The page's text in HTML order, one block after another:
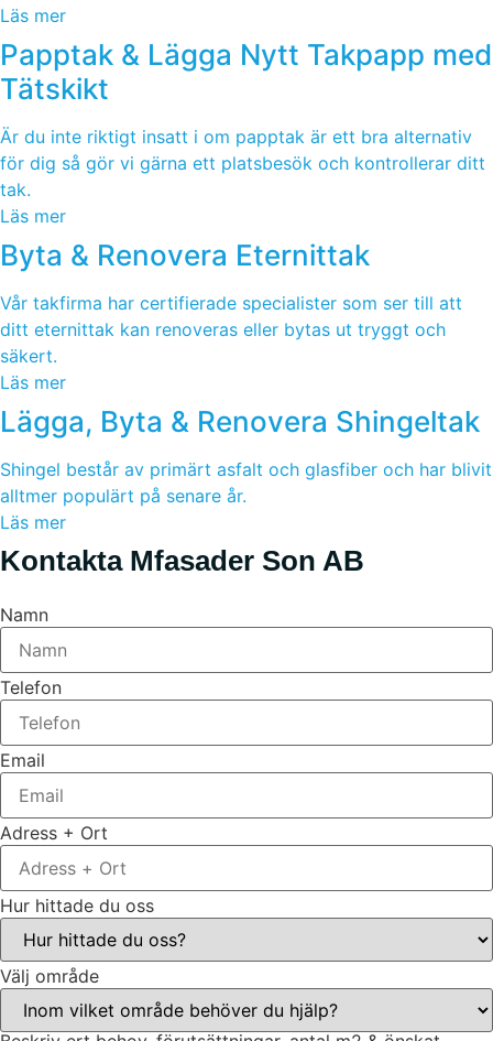
Läs mer
Papptak & Lägga Nytt Takpapp med
Tätskikt
Är du inte riktigt insatt i om papptak är ett bra alternativ
för dig så gör vi gärna ett platsbesök och kontrollerar ditt
tak.
Läs mer
Byta & Renovera Eternittak
Vår takfirma har certifierade specialister som ser till att
ditt eternittak kan renoveras eller bytas ut tryggt och
säkert.
Läs mer
Lägga, Byta & Renovera Shingeltak
Shingel består av primärt asfalt och glasfiber och har blivit
alltmer populärt på senare år.
Läs mer
Kontakta Mfasader Son AB
Namn
Telefon
Email
Adress + Ort
Hur hittade du oss
Välj område